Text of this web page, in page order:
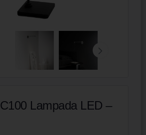
Lampada LED –